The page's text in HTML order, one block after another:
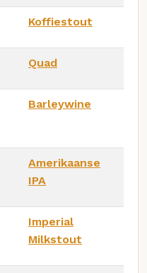
Koffiestout
Quad
Barleywine
Amerikaanse
IPA
Imperial
Milkstout